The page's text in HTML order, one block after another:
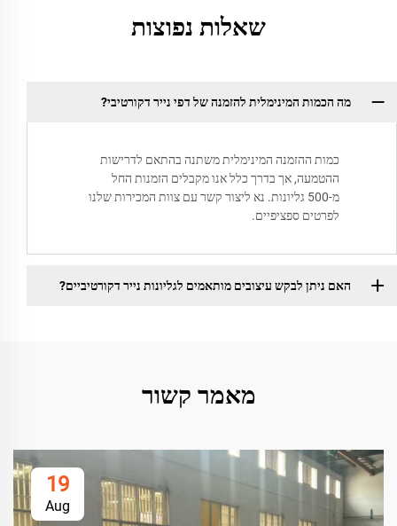
שאלות נפוצות
מה הכמות המינימלית להזמנה של דפי נייר דקורטיבי?
כמות ההזמנה המינימלית משתנה בהתאם לדרישות
ההטמעה, אך בדרך כלל אנו מקבלים הזמנות החל
מ-500 גליונות. נא ליצור קשר עם צוות המכירות שלנו
לפרטים ספציפיים.
האם ניתן לבקש עיצובים מותאמים לגליונות נייר דקורטיביים?
מאמר קשור
19
Aug